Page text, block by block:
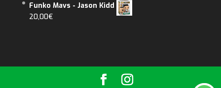
Funko Mavs - Jason Kidd
20,00€